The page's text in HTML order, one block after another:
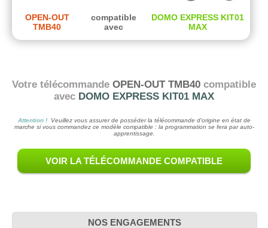
OPEN-OUT
TMB40
compatible
avec
DOMO EXPRESS KIT01
MAX
Votre télécommande OPEN-OUT TMB40 compatible
avec DOMO EXPRESS KIT01 MAX
Attention !Veuillez vous assurer de posséder la télécommande d'origine en état de
marche si vous commandez ce modèle compatible : la programmation se fera par auto-
apprentissage.
VOIR LA TÉLÉCOMMANDE COMPATIBLE
NOS ENGAGEMENTS